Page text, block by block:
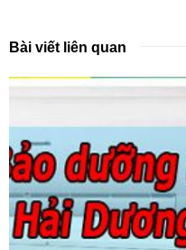
Bài viết liên quan